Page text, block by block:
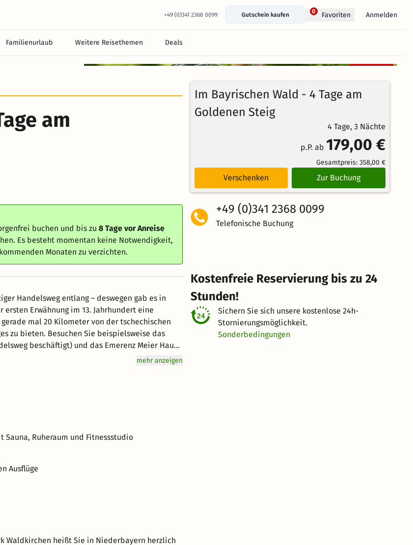
+49 (0)341 2368 0099 Gutschein kaufen
0 Favoriten Anmelden
Familienurlaub Weitere Reisethemen Deals
100%
Weiterempfehlung
Bewertungen
4/5
stornierbar
am
buchen und bis zu8 Tage vor Anreise
Es besteht momentan keine Notwendigkeit,
Monaten zu verzichten.
Handelsweg entlang – deswegen gab es in
Erwähnung im 13. Jahrhundert eine
mal 20 Kilometer von der tschechischen
zu bieten. Besuchen Sie beispielsweise das
beschäftigt) und das Emerenz Meier Haus
mehr anzeigen
Ruheraum und Fitnessstudio
Ausflüge
Waldkirchen heißt Sie in Niederbayern herzlich
Im Bayrischen Wald - 4 Tage am
Goldenen Steig
4 Tage, 3 Nächte
p.P. ab 179,00 €
Gesamtpreis: 358,00 €
Verschenken Zur Buchung
+49 (0)341 2368 0099
Telefonische Buchung
Kostenfreie Reservierung bis zu 24
Stunden!
Sichern Sie sich unsere kostenlose 24h-
Stornierungsmöglichkeit.
Sonderbedingungen